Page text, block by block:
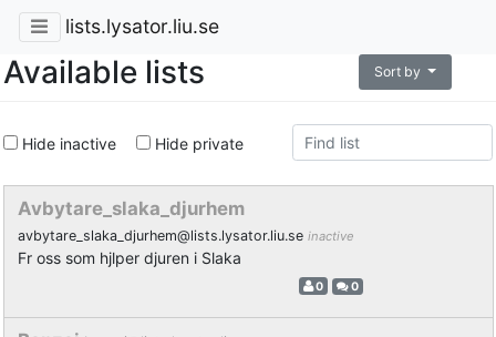
lists.lysator.liu.se
Available lists Sort by
Hide inactive Hide private
Avbytare_slaka_djurhem
avbytare_slaka_djurhem@lists.lysator.liu.se inactive
Fr oss som hjlper djuren i Slaka
0 0